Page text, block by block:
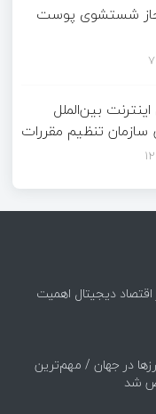
شستشوی پوست
7
۲.۷ برای اینترنت بین‌الملل
تنظیم مقررات
12
دیجیتال اهمیت
در جهان / مهم‌ترین
شد